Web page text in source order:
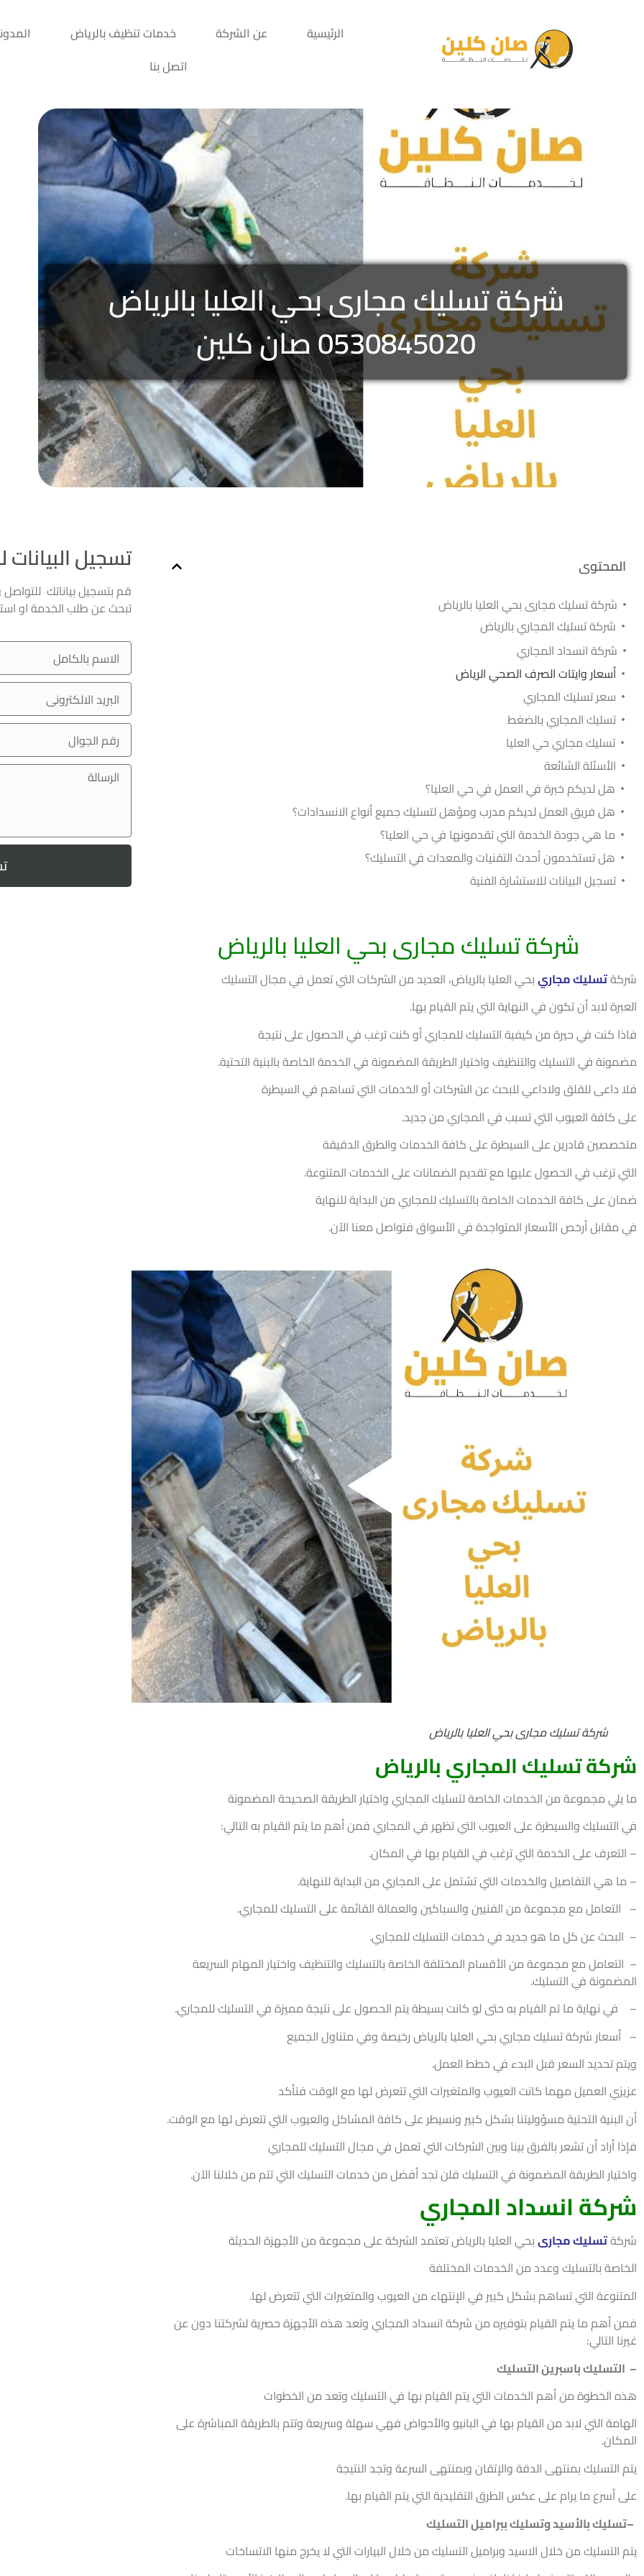
الرئيسية عن الشركة خدمات تنظيف بالرياض
اتصل بنا
شركة تسليك مجارى بحي العليا بالرياض
0530845020 صان كلين
المحتوى
شركة تسليك مجارى بحي العليا بالرياض
شركة انسداد المجاري
أسعار وايتات الصرف الصحي الرياض
سعر تسليك المجاري
تسليك المجاري بالضغط
تسليك مجاري حي العليا
الأسئلة الشائعة
هل لديكم خبرة في العمل في حي العليا؟
هل فريق العمل لديكم مدرب ومؤهل لتسليك جميع أنواع الانسدادات؟
ما هي جودة الخدمة التي تقدمونها في حي العليا؟
هل تستخدمون أحدث التقنيات والمعدات في التسليك؟
تسجيل البيانات للاستشارة الفنية
تسليك مجاريبحي العليا بالرياض، العديد من الشركات التي تعمل في مجال التسليك
العبرة لابد أن تكون في النهاية التي يتم القيام بها.
فاذا كنت في حيرة من كيفية التسليك للمجاري أو كنت ترغب في الحصول على نتيجة
مضمونة في التسليك والتنظيف واختيار الطريقة المضمونة في الخدمة الخاصة بالبنية التحتية.
فلا داعى للقلق ولاداعي للبحث عن الشركات أو الخدمات التي تساهم في السيطرة
على كافة العيوب التي تسبب في المجاري من جديد.
متخصصين قادرين على السيطرة على كافة الخدمات والطرق الدقيقة
التي ترغب في الحصول عليها مع تقديم الضمانات على الخدمات المتنوعة.
ضمان على كافة الخدمات الخاصة بالتسليك للمجاري من البداية للنهاية
في مقابل أرخص الأسعار المتواجدة في الأسواق فتواصل معنا الآن.
شركة تسليك المجاري بالرياض
ما يلي مجموعة من الخدمات الخاصة لتسليك المجاري واختيار الطريقة الصحيحة المضمونة
في التسليك والسيطرة على العيوب التي تظهر في المجاري فمن أهم ما يتم القيام به التالي:
–التعرف على الخدمة التي ترغب في القيام بها في المكان.
– ما هي التفاصيل والخدمات التي تشتمل على المجاري من البداية للنهاية.
– التعامل مع مجموعة من الفنيين والسباكين والعمالة القائمة على التسليك للمجاري.
– البحث عن كل ما هو جديد في خدمات التسليك للمجاري.
– التعامل مع مجموعة من الأقسام المختلفة الخاصة بالتسليك والتنظيف واختيار المهام السريعة
المضمونة في التسليك.
– في نهاية ما تم القيام به حتى لو كانت بسيطة يتم الحصول على نتيجة مميزة في التسليك للمجاري.
– أسعار شركة تسليك مجاري بحي العليا بالرياض رخيصة وفي متناول الجميع
ويتم تحديد السعر قبل البدء في خطط العمل.
عزيزي العميل مهما كانت العيوب والمتغيرات التي تتعرض لها مع الوقت فتأكد
أن البنية التحتية مسؤوليتنا بشكل كبير ونسيطر على كافة المشاكل والعيوب التي تتعرض لها مع الوقت.
فإذا أراد أن تشعر بالفرق بينا وبين الشركات التي تعمل في مجال التسليك للمجاري
واختيار الطريقة المضمونة في التسليك فلن تجد أفضل من خدمات التسليك التي تتم من خلالنا الآن.
شركة انسداد المجاري
شركةتسليك مجارىبحي العليا بالرياض تعتمد الشركة على مجموعة من الأجهزة الحديثة
الخاصة بالتسليك وعدد من الخدمات المختلفة
المتنوعة التي تساهم بشكل كبير في الإنتهاء من العيوب والمتغيرات التي تتعرض لها.
فمن أهم ما يتم القيام بتوفيره من شركة انسداد المجاري وتعد هذه الأجهزة حصرية لشركتنا دون عن
غيرنا التالي:
– التسليك باسبرين التسليك
هذه الخطوة من أهم الخدمات التي يتم القيام بها في التسليك وتعد من الخطوات
الهامة التي لابد من القيام بها في البانيو والأحواض فهي سهلة وسريعة وتتم بالطريقة المباشرة على
المكان.
يتم التسليك بمنتهى الدقة والإتقان وبمنتهى السرعة وتجد النتيجة
على أسرع ما يرام على عكس الطرق التقليدية التي يتم القيام بها.
–تسليك بالأسيد وتسليك ببراميل التسليك
يتم التسليك من خلال الاسيد وبراميل التسليك من خلال البيارات التي لا يخرج منها الاتساخات
والعيوب التي تتعرض لها فإذا كنت في حيرة من تسليك بيارات الحمامات والمطابخ فالأمر متاح لدينا
تسجيل البيانات
قم بتسجيل بياناتك
تبحث عن طلب الخدمة او